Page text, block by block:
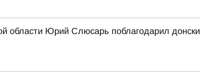
области Юрий Слюсарь поблагодарил